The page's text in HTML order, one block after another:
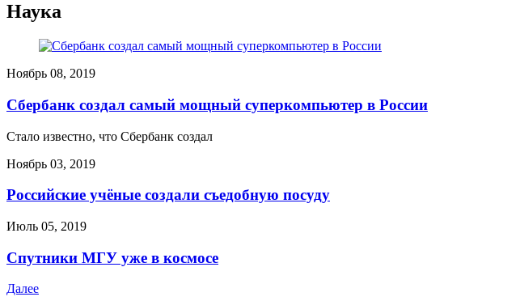
Наука
Ноябрь 08, 2019
Сбербанк создал самый мощный суперкомпьютер в России
Стало известно, что Сбербанк создал
Ноябрь 03, 2019
Российские учёные создали съедобную посуду
Июль 05, 2019
Спутники МГУ уже в космосе
Далее